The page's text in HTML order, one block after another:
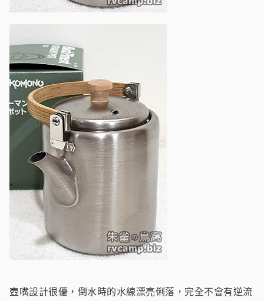
壺嘴設計很優，倒水時的水線漂亮俐落，完全不會有逆流